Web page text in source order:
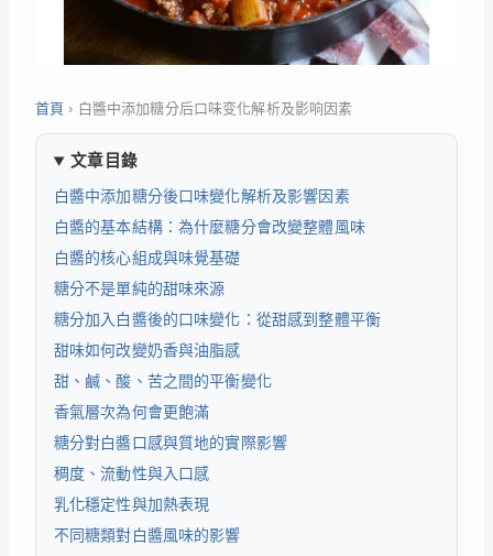
首頁 › 白醬中添加糖分后口味变化解析及影响因素
文章目錄
白醬中添加糖分後口味變化解析及影響因素
白醬的基本結構：為什麼糖分會改變整體風味
白醬的核心組成與味覺基礎
糖分不是單純的甜味來源
糖分加入白醬後的口味變化：從甜感到整體平衡
甜味如何改變奶香與油脂感
甜、鹹、酸、苦之間的平衡變化
香氣層次為何會更飽滿
糖分對白醬口感與質地的實際影響
稠度、流動性與入口感
乳化穩定性與加熱表現
不同糖類對白醬風味的影響